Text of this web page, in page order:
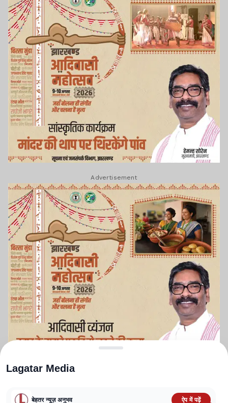
Advertisement
Lagatar Media
बेहतर न्यूज़ अनुभव ऐप में पढ़ें